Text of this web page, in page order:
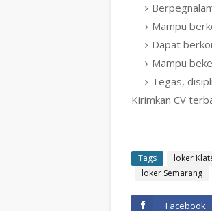
Mampu
Dapat
Mampu
Tegas,
Kirimkan CV
Tags loker
loker Semarang
Facebook